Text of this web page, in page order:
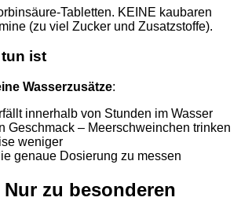
Tabletten. KEINE kaubaren
(zu viel Zucker und Zusatzstoffe).
tun ist
Wasserzusätze:
innerhalb von Stunden im Wasser
Geschmack – Meerschweinchen trinken
weniger
genaue Dosierung zu messen
zu besonderen